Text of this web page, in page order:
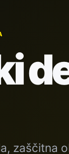
zaščitna